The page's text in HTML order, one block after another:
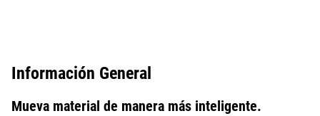
Información General
Mueva material de manera más inteligente.